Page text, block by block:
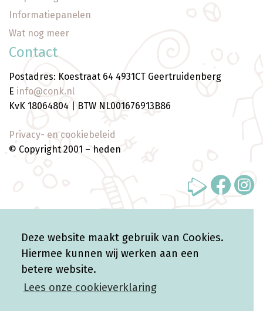
Deze website maakt gebruik van Cookies.
Hiermee kunnen wij werken aan een
betere website.
Lees onze cookieverklaring
Informatiepanelen
Wat nog meer
Contact
Postadres: Koestraat 64 4931CT Geertruidenberg
E info@conk.nl
KvK 18064804 | BTW NL001676913B86
Privacy- en cookiebeleid
© Copyright 2001 – heden
WebVooruit */ ?>